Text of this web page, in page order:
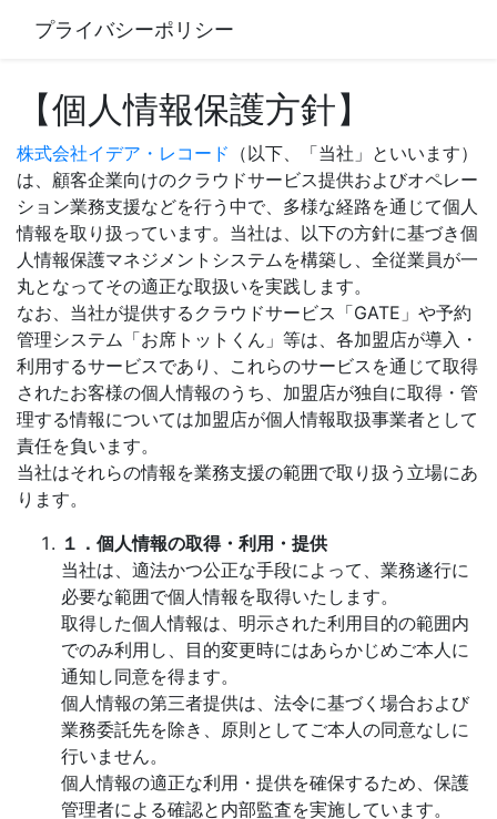
プライバシーポリシー
【個人情報保護方針】
株式会社イデア・レコード （以下、「当社」といいます）
は、顧客企業向けのクラウドサービス提供およびオペレー
ション業務支援などを行う中で、多様な経路を通じて個人
情報を取り扱っています。当社は、以下の方針に基づき個
人情報保護マネジメントシステムを構築し、全従業員が一
丸となってその適正な取扱いを実践します。
なお、当社が提供するクラウドサービス「GATE」や予約
管理システム「お席トットくん」等は、各加盟店が導入・
利用するサービスであり、これらのサービスを通じて取得
されたお客様の個人情報のうち、加盟店が独自に取得・管
理する情報については加盟店が個人情報取扱事業者として
責任を負います。
当社はそれらの情報を業務支援の範囲で取り扱う立場にあ
ります。
１．個人情報の取得・利用・提供
当社は、適法かつ公正な手段によって、業務遂行に
必要な範囲で個人情報を取得いたします。
取得した個人情報は、明示された利用目的の範囲内
でのみ利用し、目的変更時にはあらかじめご本人に
通知し同意を得ます。
個人情報の第三者提供は、法令に基づく場合および
業務委託先を除き、原則としてご本人の同意なしに
行いません。
個人情報の適正な利用・提供を確保するため、保護
管理者による確認と内部監査を実施しています。